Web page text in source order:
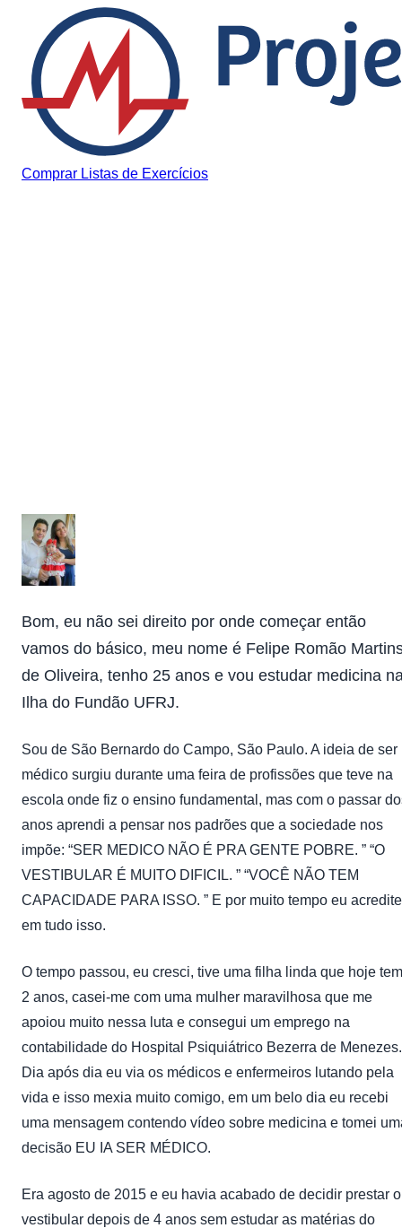
Pular para o conteúdo
Comprar Listas de Exercícios
Bom, eu não sei direito por onde começar então
vamos do básico, meu nome é Felipe Romão
de Oliveira, tenho 25 anos e vou estudar medicina
Ilha do Fundão UFRJ.
Sou de São Bernardo do Campo, São Paulo. A ideia de ser
médico surgiu durante uma feira de profissões que teve na
escola onde fiz o ensino fundamental, mas com o passar
anos aprendi a pensar nos padrões que a sociedade nos
impõe: “SER MEDICO NÃO É PRA GENTE POBRE. ” “O
VESTIBULAR É MUITO DIFICIL. ” “VOCÊ NÃO TEM
CAPACIDADE PARA ISSO. ” E por muito tempo eu
em tudo isso.
O tempo passou, eu cresci, tive uma filha linda que hoje tem
2 anos, casei-me com uma mulher maravilhosa que me
apoiou muito nessa luta e consegui um emprego na
contabilidade do Hospital Psiquiátrico Bezerra de Menezes.
Dia após dia eu via os médicos e enfermeiros lutando pela
vida e isso mexia muito comigo, em um belo dia eu recebi
uma mensagem contendo vídeo sobre medicina e tomei
decisão EU IA SER MÉDICO.
Era agosto de 2015 e eu havia acabado de decidir prestar o
vestibular depois de 4 anos sem estudar as matérias do